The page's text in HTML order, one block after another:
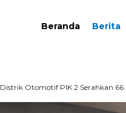
Beranda Berita
Distrik Otomotif PIK 2 Serahkan 66